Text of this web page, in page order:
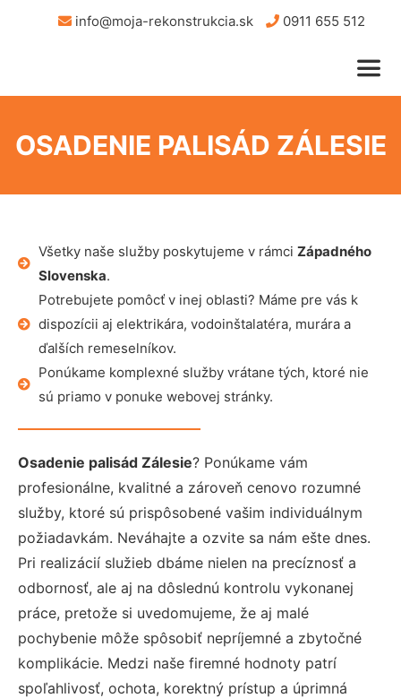
info@moja-rekonstrukcia.sk 0911 655 512
OSADENIE PALISÁD ZÁLESIE
Všetky naše služby poskytujeme v rámci Západného
Slovenska.
Potrebujete pomôcť v inej oblasti? Máme pre vás k
dispozícii aj elektrikára, vodoinštalatéra, murára a
ďalších remeselníkov.
Ponúkame komplexné služby vrátane tých, ktoré nie
sú priamo v ponuke webovej stránky.
Osadenie palisád Zálesie? Ponúkame vám
profesionálne, kvalitné a zároveň cenovo rozumné
služby, ktoré sú prispôsobené vašim individuálnym
požiadavkám. Neváhajte a ozvite sa nám ešte dnes.
Pri realizácií služieb dbáme nielen na precíznosť a
odbornosť, ale aj na dôslednú kontrolu vykonanej
práce, pretože si uvedomujeme, že aj malé
pochybenie môže spôsobiť nepríjemné a zbytočné
komplikácie. Medzi naše firemné hodnoty patrí
spoľahlivosť, ochota, korektný prístup a úprimná